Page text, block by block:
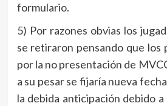
formulario.
5) Por razones obvias los
se retiraron pensando que los
por la no presentación de
a su pesar se fijaría nueva
la debida anticipación debido